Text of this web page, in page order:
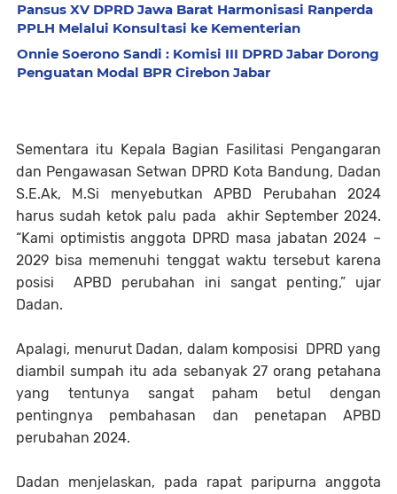
Pansus XV DPRD Jawa Barat Harmonisasi Ranperda
PPLH Melalui Konsultasi ke Kementerian
Onnie Soerono Sandi : Komisi III DPRD Jabar Dorong
Penguatan Modal BPR Cirebon Jabar
Sementara itu Kepala Bagian Fasilitasi Pengangaran
dan Pengawasan Setwan DPRD Kota Bandung, Dadan
S.E.Ak, M.Si menyebutkan APBD Perubahan 2024
harus sudah ketok palu pada akhir September 2024.
“Kami optimistis anggota DPRD masa jabatan 2024 –
2029 bisa memenuhi tenggat waktu tersebut karena
posisi APBD perubahan ini sangat penting,” ujar
Dadan.
Apalagi, menurut Dadan, dalam komposisi DPRD yang
diambil sumpah itu ada sebanyak 27 orang petahana
yang tentunya sangat paham betul dengan
pentingnya pembahasan dan penetapan APBD
perubahan 2024.
Dadan menjelaskan, pada rapat paripurna anggota